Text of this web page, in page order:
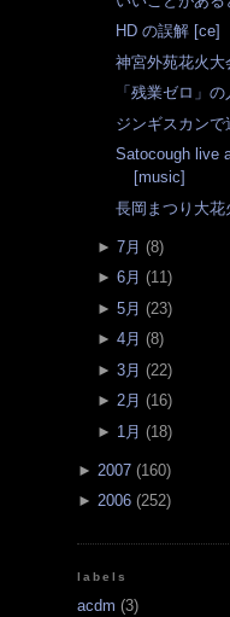
HD の誤解 [ce]
神宮外苑花火大
「残業ゼロ」
ジンギスカンで
Satocough live
[music]
長岡まつり大花
► 7月 (8)
► 6月 (11)
► 5月 (23)
► 4月 (8)
► 3月 (22)
► 2月 (16)
► 1月 (18)
► 2007 (160)
► 2006 (252)
labels
acdm (3)